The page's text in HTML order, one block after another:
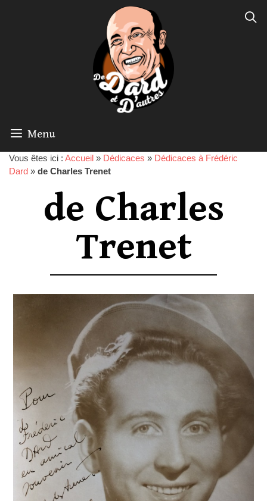
Menu
Vous êtes ici : Accueil » Dédicaces » Dédicaces à Frédéric
Dard » de Charles Trenet
de Charles
Trenet